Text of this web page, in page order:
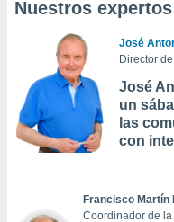
Nuestros expertos
José
Director
José
un
las
con
Francisco Martín
Coordinador de la